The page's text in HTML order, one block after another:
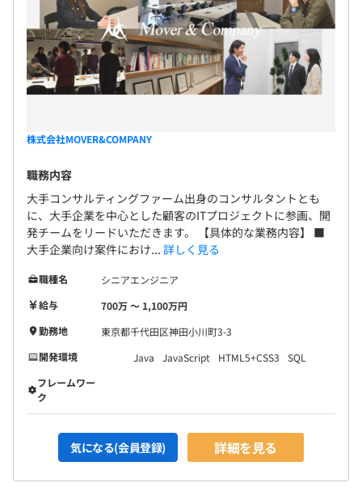
株式会社MOVER&COMPANY
職務内容
大手コンサルティングファーム出身のコンサルタントとも
に、大手企業を中心とした顧客のITプロジェクトに参画、開
発チームをリードいただきます。 【具体的な業務内容】 ■
大手企業向け案件におけ... 詳しく見る
職種名
シニアエンジニア
給与
700万 〜 1,100万円
勤務地
東京都千代田区神田小川町3-3
開発環境
Java JavaScript HTML5+CSS3
SQL
フレームワー
ク
気になる(会員登録) 詳細を見る